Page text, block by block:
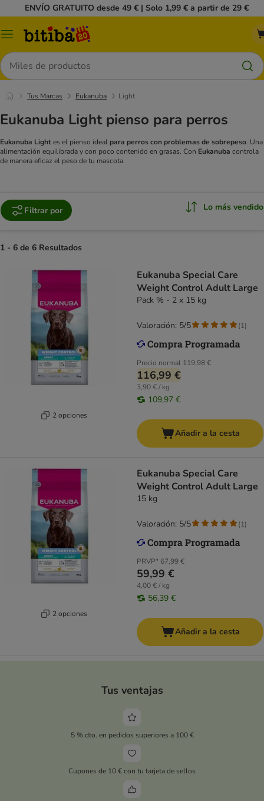
ENVÍO GRATUITO desde 49 € | Solo 1,99 € a partir de 29 €
Menú
Buscar
Tus Marcas Eukanuba Light
Eukanuba Light pienso para perros
Eukanuba Lightes el pienso ideal para perros con problemas de sobrepeso. Una
alimentación equilibrada y con poco contenido en grasas. Con Eukanuba controla
de manera eficaz el peso de tu mascota.
Filtrar por Lo más vendido
1 - 6 de 6 Resultados
2 opciones
Eukanuba Special Care
Weight Control Adult Large
Pack % - 2 x 15 kg
Precio normal 119,98 €
116,99 €
3,90 € / kg
109,97 €
Valoración: 5/5 (1)
Añadir a la cesta
2 opciones
Eukanuba Special Care
Weight Control Adult Large
15 kg
PRVP* 67,99 €
59,99 €
4,00 € / kg
56,39 €
Valoración: 5/5 (1)
Añadir a la cesta
Tus ventajas
5 % dto. en pedidos superiores a 100 €
Cupones de 10 € con tu tarjeta de sellos